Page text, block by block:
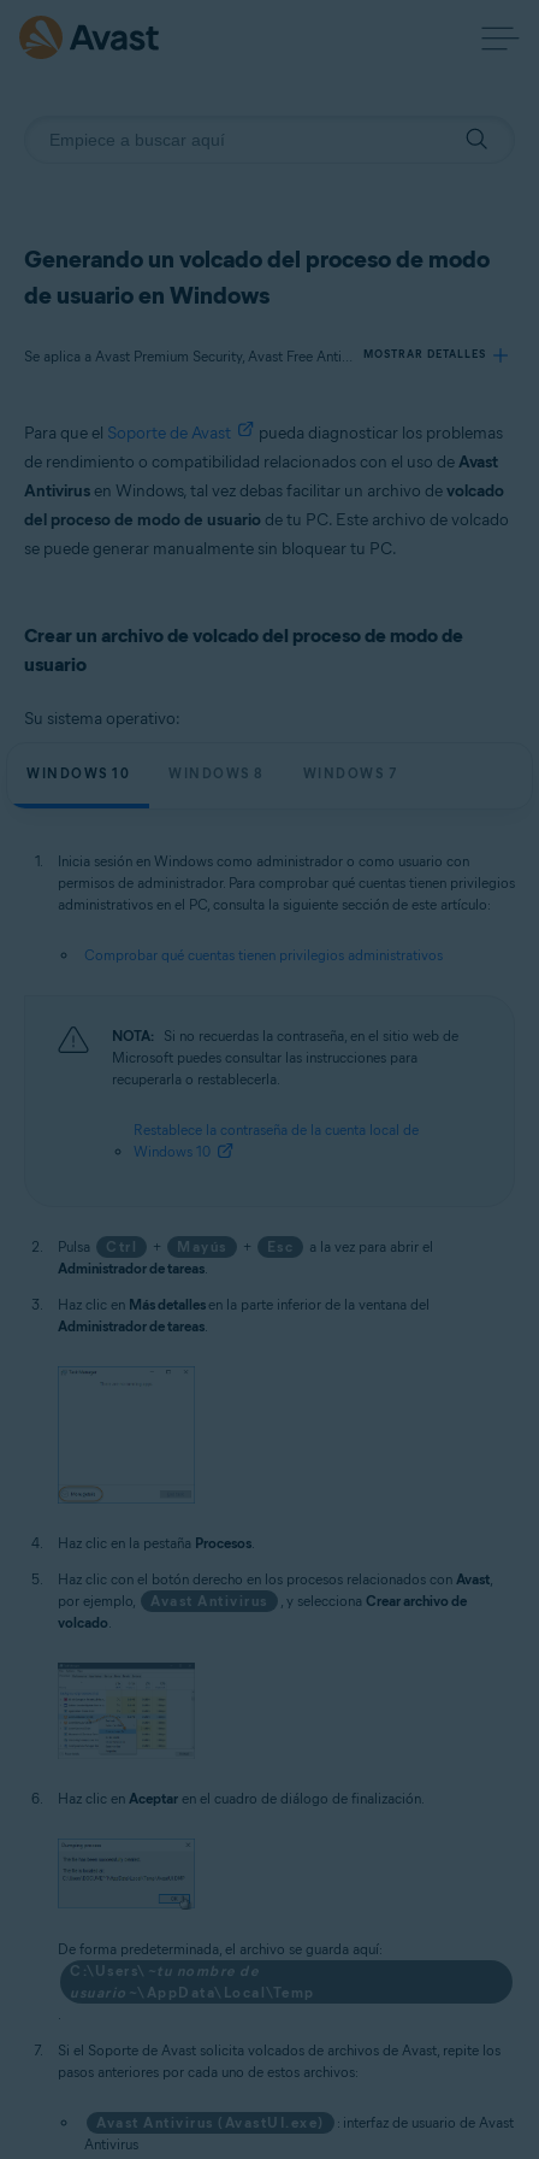
Generando un volcado del proceso de modo
de usuario en Windows
Se aplica a Avast Premium Security, Avast Free Antivirus MOSTRAR DETALLES
Productos:
Avast Free Antivirus
Sistemas operativos:
Para que el Soporte de Avast
pueda diagnosticar los problemas
de rendimiento o compatibilidad relacionados con el uso deAvast
Antivirus en Windows, tal vez debas facilitar un archivo devolcado
del proceso de modo de usuario de tu PC. Este archivo de volcado
se puede generar manualmente sin bloquear tu PC.
Crear un archivo de volcado del proceso de modo de
usuario
Su sistema operativo:
WINDOWS 10 WINDOWS 8 WINDOWS 7
Inicia sesión en Windows como administrador o como usuario con
permisos de administrador. Para comprobar qué cuentas tienen privilegios
administrativos en el PC, consulta la siguiente sección de este artículo:
Comprobar qué cuentas tienen privilegios administrativos
NOTA:
Si no recuerdas la contraseña, en el sitio web de
Microsoft puedes consultar las instrucciones para
recuperarla o restablecerla.
Restablece la contraseña de la cuenta local de
Windows 10
Pulsa Ctrl + Mayús + Esc
a la vez para abrir el
Administrador de tareas.
Haz clic en Más detalles en la parte inferior de la ventana del
Administrador de tareas.
Haz clic en la pestaña Procesos.
Haz clic con el botón derecho en los procesos relacionados con Avast,
por ejemplo,
Avast Antivirus , y selecciona Crear archivo de
volcado.
Haz clic en Aceptar en el cuadro de diálogo de finalización.
De forma predeterminada, el archivo se guarda aquí:
C:\Users\ ~tu nombre de
usuario~\AppData\Local\Temp
Si el Soporte de Avast solicita volcados de archivos de Avast, repite los
pasos anteriores por cada uno de estos archivos:
Avast Antivirus (AvastUI.exe)
: interfaz de usuario de Avast
Antivirus